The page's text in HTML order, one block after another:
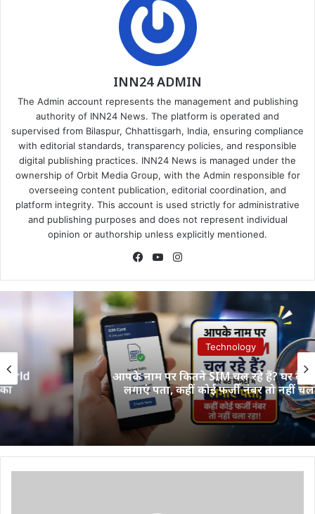
INN24 ADMIN
The Admin account represents the management and publishing
authority of INN24 News. The platform is operated and
supervised from Bilaspur, Chhattisgarh, India, ensuring compliance
with editorial standards, transparency policies, and responsible
digital publishing practices. INN24 News is managed under the
ownership of Orbit Media Group, with the Admin responsible for
overseeing content publication, editorial coordination, and
platform integrity. This account is used strictly for administrative
and publishing purposes and does not represent individual
opinion or authorship unless explicitly mentioned.
FacebookYouTube
Technology
आपके नाम पर कितने SIM चल रहे हैं? घर बैठे मिनटों में
लगाएं पता, कहीं कोई फर्जी नंबर तो नहीं चला रहा!